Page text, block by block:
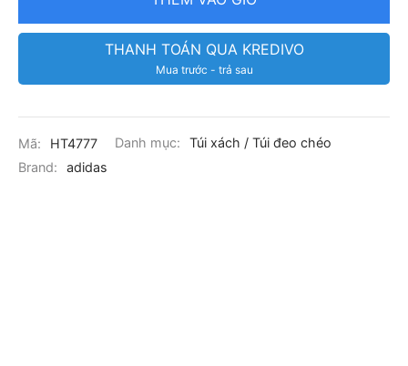
THANH TOÁN QUA KREDIVO
Mua trước - trả sau
Mã: HT4777 Danh mục:
Túi xách / Túi đeo chéo
Brand:
adidas